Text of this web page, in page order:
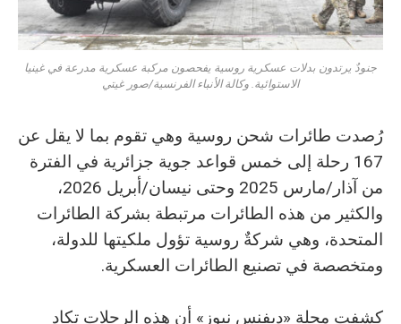
جنودٌ يرتدون بدلات عسكرية روسية يفحصون مركبة عسكرية مدرعة في غينيا
الاستوائية. وكالة الأنباء الفرنسية/صور غيتي
رُصدت طائرات شحن روسية وهي تقوم بما لا يقل عن
167 رحلة إلى خمس قواعد جوية جزائرية في الفترة
من آذار/مارس 2025 وحتى نيسان/أبريل 2026،
والكثير من هذه الطائرات مرتبطة بشركة الطائرات
المتحدة، وهي شركةٌ روسية تؤول ملكيتها للدولة،
ومتخصصة في تصنيع الطائرات العسكرية.
كشفت مجلة «ديفنس نيوز» أن هذه الرحلات تكاد